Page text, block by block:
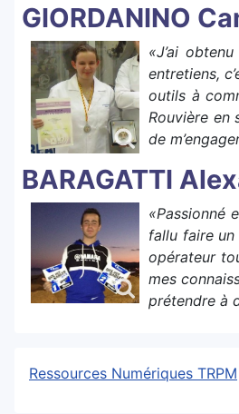
GIORDANINO
«J’ai
entretiens,
outils à
Rouvière en
de
BARAGATTI
«Passionné
fallu faire
opérateur
mes
prétendre à
Ressources Numériques TRPM